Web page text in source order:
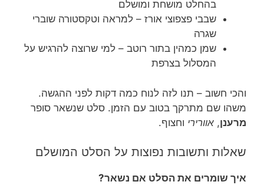
בהחלט מושחת ומושלם
שבבי פצפוצי אורז – למראה וטקסטורה שוברי
שגרה
שמן כמהין בתור רוטב – למי שרוצה להרגיש על
המסלול בצרפת
והכי חשוב – תנו לזה לנוח כמה דקות לפני ההגשה.
משהו שם מתרקך בטוב עם הזמן. סלט שנשאר סופר
מרענן, אוורירי וחצוף.
שאלות ותשובות נפוצות על הסלט המושלם
איך שומרים את הסלט אם נשאר?